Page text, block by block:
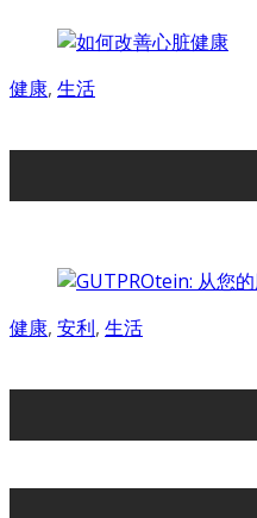
健康, 生活
健康, 安利, 生活